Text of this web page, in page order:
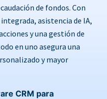
de fondos. Con
asistencia de IA,
y una gestión de
en uno asegura una
y mayor
CRM para